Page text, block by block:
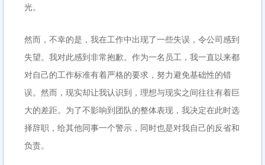
光。
然而，不幸的是，我在工作中出现了一些失误，令公司感到
失望。我对此感到非常抱歉。作为一名员工，我一直以来都
对自己的工作标准有着严格的要求，努力避免基础性的错
误。然而，现实却让我认识到，理想与现实之间往往有着巨
大的差距。为了不影响到团队的整体表现，我决定在此时选
择辞职，给其他同事一个警示，同时也是对我自己的反省和
负责。